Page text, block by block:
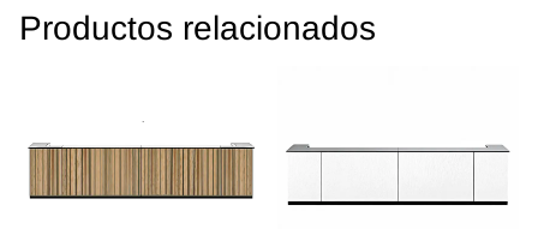
Productos relacionados